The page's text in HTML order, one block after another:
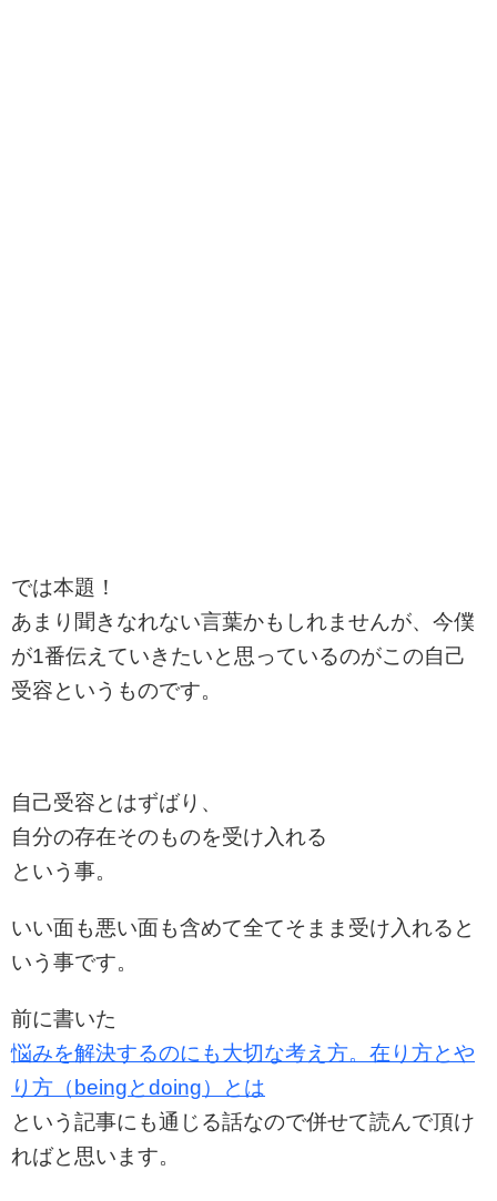
では本題！
あまり聞きなれない言葉かもしれませんが、今僕
が1番伝えていきたいと思っているのがこの自己
受容というものです。
自己受容とはずばり、
自分の存在そのものを受け入れる
という事。
いい面も悪い面も含めて全てそまま受け入れると
いう事です。
前に書いた
悩みを解決するのにも大切な考え方。在り方とや
り方（ beingとdoing）とは
という記事にも通じる話なので併せて読んで頂け
ればと思います。